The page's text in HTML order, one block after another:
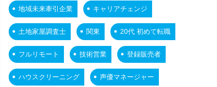
地域未来牽引企業 キャリアチェンジ
土地家屋調査士 関東 20代 初めて転職
フルリモート 技術営業 登録販売者
ハウスクリーニング 声優マネージャー